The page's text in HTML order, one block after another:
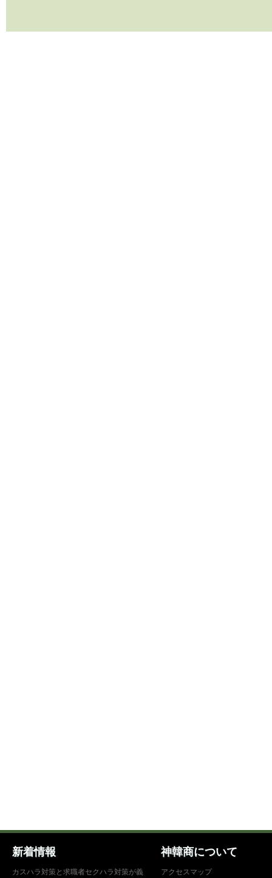
新着情報
カスハラ対策と求職者セクハラ対策が義
神韓商について
アクセスマップ